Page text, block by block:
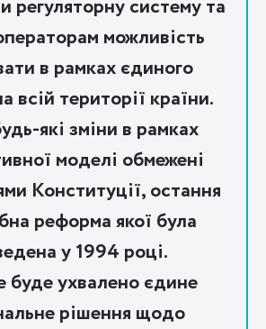
регуляторну систему та
можливість
в рамках єдиного
всій території країни.
які зміни в рамках
моделі обмежені
Конституції, остання
реформа якої була
у 1994 році.
буде ухвалено єдине
рішення щодо